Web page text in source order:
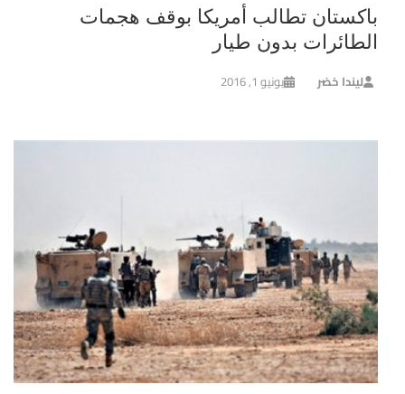
باكستان تطالب أمريكا بوقف هجمات
الطائرات بدون طيار
ليندا خضر يونيو 1, 2016